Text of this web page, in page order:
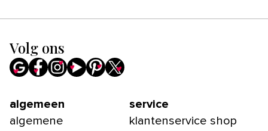
Volg ons
algemeen
algemene
service
klantenservice shop